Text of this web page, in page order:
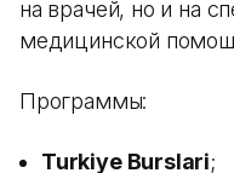
на врачей, но и на
медицинской
Программы:
Turkiye Burslari;